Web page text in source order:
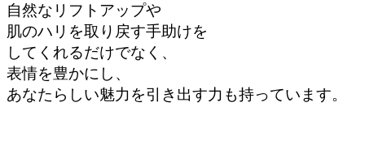
自然なリフトアップや
肌のハリを取り戻す手助けを
してくれるだけでなく、
表情を豊かにし、
あなたらしい魅力を引き出す力も持っています。